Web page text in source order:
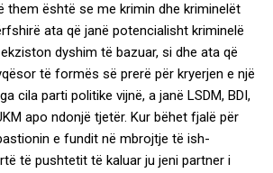
them është se me krimin dhe kriminelët
ata që janë potencialisht kriminelë
dyshim të bazuar, si dhe ata që
të formës së prerë për kryerjen e një
cila parti politike vijnë, a janë LSDM, BDI,
apo ndonjë tjetër. Kur bëhet fjalë për
e fundit në mbrojtje të ish-
të pushtetit të kaluar ju jeni partner i